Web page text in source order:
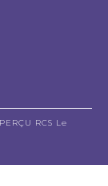
RCS Le